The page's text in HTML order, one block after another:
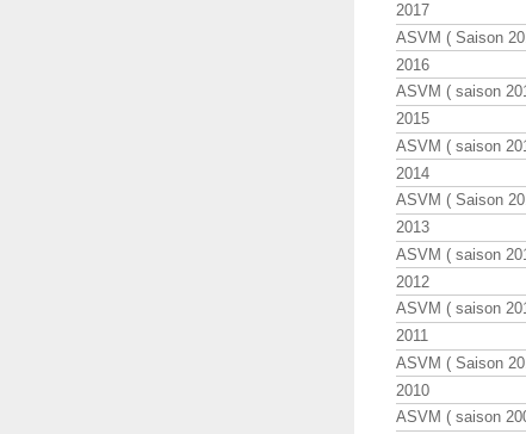
2017
ASVM ( Saison
2016
ASVM ( saison
2015
ASVM ( saison
2014
ASVM ( Saison
2013
ASVM ( saison
2012
ASVM ( saison
2011
ASVM ( Saison
2010
ASVM ( saison